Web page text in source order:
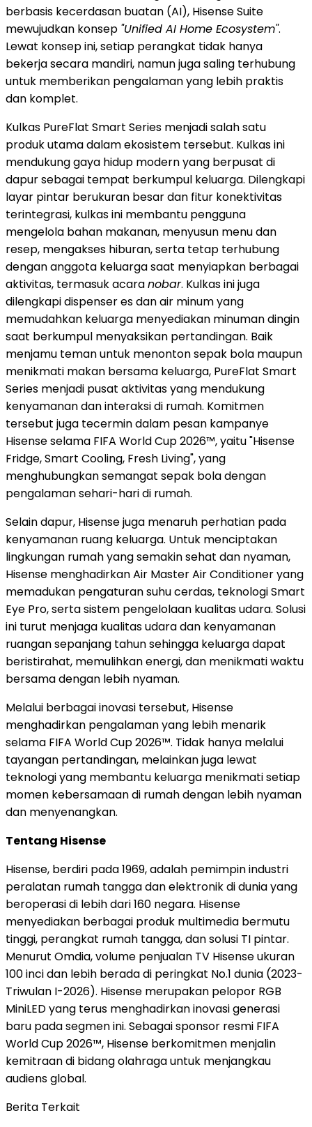
berbasis kecerdasan buatan (AI), Hisense Suite
mewujudkan konsep "Unified AI Home Ecosystem".
Lewat konsep ini, setiap perangkat tidak hanya
bekerja secara mandiri, namun juga saling terhubung
untuk memberikan pengalaman yang lebih praktis
dan komplet.
Kulkas PureFlat Smart Series menjadi salah satu
produk utama dalam ekosistem tersebut. Kulkas ini
mendukung gaya hidup modern yang berpusat di
dapur sebagai tempat berkumpul keluarga. Dilengkapi
layar pintar berukuran besar dan fitur konektivitas
terintegrasi, kulkas ini membantu pengguna
mengelola bahan makanan, menyusun menu dan
resep, mengakses hiburan, serta tetap terhubung
dengan anggota keluarga saat menyiapkan berbagai
aktivitas, termasuk acaranobar. Kulkas ini juga
dilengkapi dispenser es dan air minum yang
memudahkan keluarga menyediakan minuman dingin
saat berkumpul menyaksikan pertandingan. Baik
menjamu teman untuk menonton sepak bola maupun
menikmati makan bersama keluarga, PureFlat Smart
Series menjadi pusat aktivitas yang mendukung
kenyamanan dan interaksi di rumah. Komitmen
tersebut juga tecermin dalam pesan kampanye
Hisense selama FIFA World Cup 2026™, yaitu "Hisense
Fridge, Smart Cooling, Fresh Living", yang
menghubungkan semangat sepak bola dengan
pengalaman sehari-hari di rumah.
Selain dapur, Hisense juga menaruh perhatian pada
kenyamanan ruang keluarga. Untuk menciptakan
lingkungan rumah yang semakin sehat dan nyaman,
Hisense menghadirkan Air Master Air Conditioner yang
memadukan pengaturan suhu cerdas, teknologi Smart
Eye Pro, serta sistem pengelolaan kualitas udara. Solusi
ini turut menjaga kualitas udara dan kenyamanan
ruangan sepanjang tahun sehingga keluarga dapat
beristirahat, memulihkan energi, dan menikmati waktu
bersama dengan lebih nyaman.
Melalui berbagai inovasi tersebut, Hisense
menghadirkan pengalaman yang lebih menarik
selama FIFA World Cup 2026™. Tidak hanya melalui
tayangan pertandingan, melainkan juga lewat
teknologi yang membantu keluarga menikmati setiap
momen kebersamaan di rumah dengan lebih nyaman
dan menyenangkan.
Tentang Hisense
Hisense, berdiri pada 1969, adalah pemimpin industri
peralatan rumah tangga dan elektronik di dunia yang
beroperasi di lebih dari 160 negara. Hisense
menyediakan berbagai produk multimedia bermutu
tinggi, perangkat rumah tangga, dan solusi TI pintar.
Menurut Omdia, volume penjualan TV Hisense ukuran
100 inci dan lebih berada di peringkat No.1 dunia (2023-
Triwulan I-2026). Hisense merupakan pelopor RGB
MiniLED yang terus menghadirkan inovasi generasi
baru pada segmen ini. Sebagai sponsor resmi FIFA
World Cup 2026™, Hisense berkomitmen menjalin
kemitraan di bidang olahraga untuk menjangkau
audiens global.
Berita Terkait